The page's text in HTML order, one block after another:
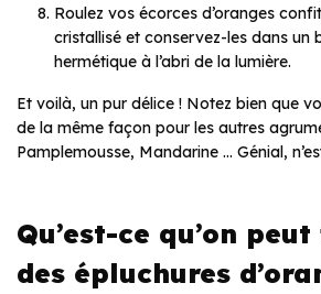
Roulez vos écorces d’oranges
cristallisé et conservez-les dans un
hermétique à l’abri de la lumière.
Et voilà, un pur délice ! Notez bien que
de la même façon pour les autres
Pamplemousse, Mandarine … Génial,
Qu’est-ce qu’on
des épluchures